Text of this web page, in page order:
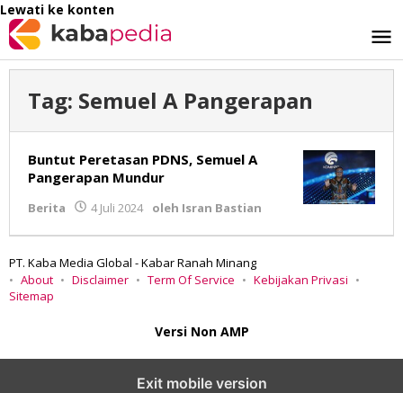
Lewati ke konten
Tag: Semuel A Pangerapan
Buntut Peretasan PDNS, Semuel A
Pangerapan Mundur
Berita 4 Juli 2024 oleh Isran Bastian
PT. Kaba Media Global - Kabar Ranah Minang
About
Disclaimer Term Of Service
Kebijakan Privasi
Sitemap
Versi Non AMP
Exit mobile version